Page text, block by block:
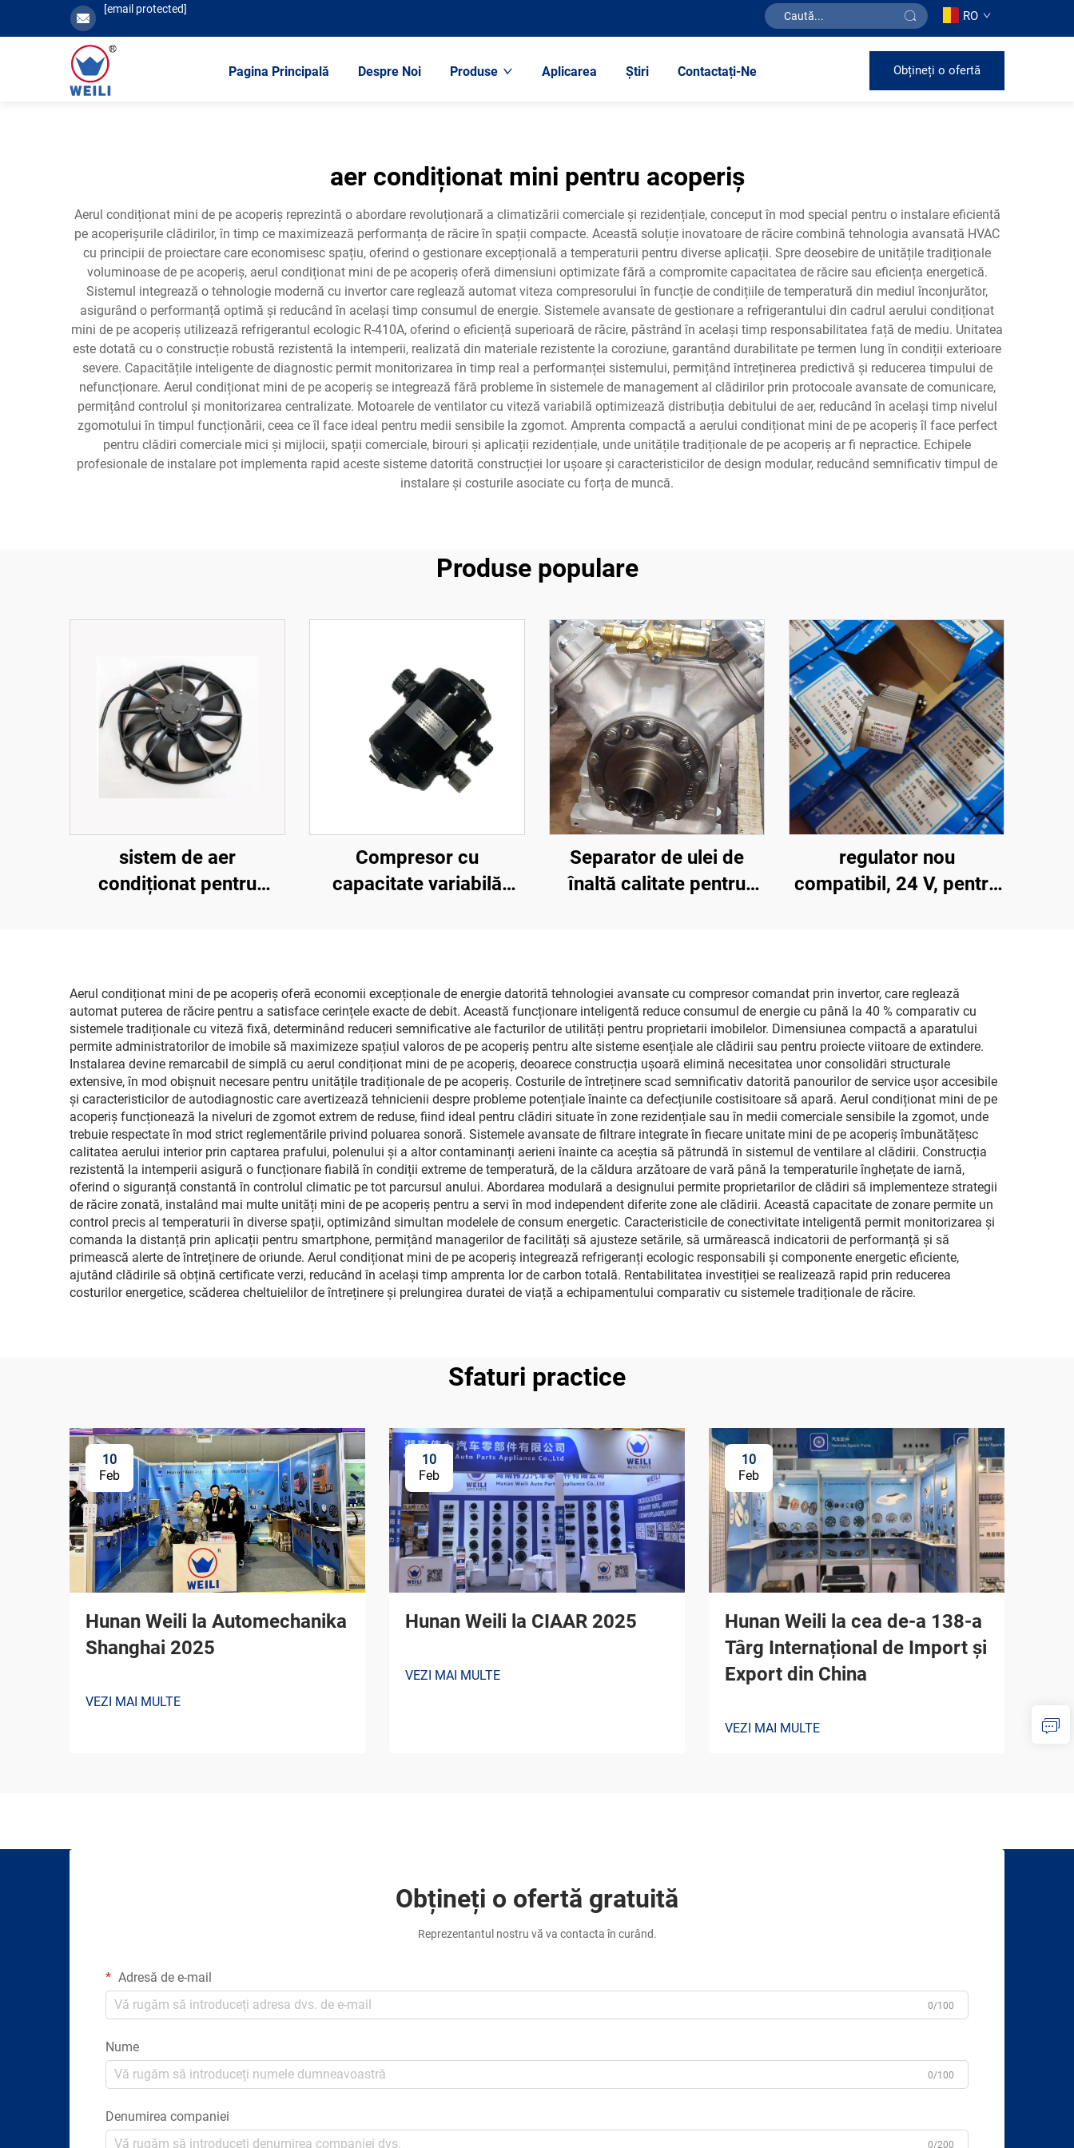
[email protected] RO
Pagina Principală Despre Noi Produse Aplicarea Știri Contactați-Ne Obțineți o ofertă
aer condiționat mini pentru acoperiș
Aerul condiționat mini de pe acoperiș reprezintă o abordare revoluționară a climatizării comerciale și rezidențiale, conceput în mod special pentru o instalare eficientă
pe acoperișurile clădirilor, în timp ce maximizează performanța de răcire în spații compacte. Această soluție inovatoare de răcire combină tehnologia avansată HVAC
cu principii de proiectare care economisesc spațiu, oferind o gestionare excepțională a temperaturii pentru diverse aplicații. Spre deosebire de unitățile tradiționale
voluminoase de pe acoperiș, aerul condiționat mini de pe acoperiș oferă dimensiuni optimizate fără a compromite capacitatea de răcire sau eficiența energetică.
Sistemul integrează o tehnologie modernă cu invertor care reglează automat viteza compresorului în funcție de condițiile de temperatură din mediul înconjurător,
asigurând o performanță optimă și reducând în același timp consumul de energie. Sistemele avansate de gestionare a refrigerantului din cadrul aerului condiționat
mini de pe acoperiș utilizează refrigerantul ecologic R-410A, oferind o eficiență superioară de răcire, păstrând în același timp responsabilitatea față de mediu. Unitatea
este dotată cu o construcție robustă rezistentă la intemperii, realizată din materiale rezistente la coroziune, garantând durabilitate pe termen lung în condiții exterioare
severe. Capacitățile inteligente de diagnostic permit monitorizarea în timp real a performanței sistemului, permițând întreținerea predictivă și reducerea timpului de
nefuncționare. Aerul condiționat mini de pe acoperiș se integrează fără probleme în sistemele de management al clădirilor prin protocoale avansate de comunicare,
permițând controlul și monitorizarea centralizate. Motoarele de ventilator cu viteză variabilă optimizează distribuția debitului de aer, reducând în același timp nivelul
zgomotului în timpul funcționării, ceea ce îl face ideal pentru medii sensibile la zgomot. Amprenta compactă a aerului condiționat mini de pe acoperiș îl face perfect
pentru clădiri comerciale mici și mijlocii, spații comerciale, birouri și aplicații rezidențiale, unde unitățile tradiționale de pe acoperiș ar fi nepractice. Echipele
profesionale de instalare pot implementa rapid aceste sisteme datorită construcției lor ușoare și caracteristicilor de design modular, reducând semnificativ timpul de
instalare și costurile asociate cu forța de muncă.
Produse populare
sistem de aer
condiționat pentru
Compresor cu
capacitate variabilă
pentru autobuze și
autocamioane Thermo
King, Bus Carrier,
Transicold
Separator de ulei de
înaltă calitate pentru
Transicold Xarios
300/350/Viento 300
regulator nou
compatibil, 24 V, pentru
Aerul condiționat mini de pe acoperiș oferă economii excepționale de energie datorită tehnologiei avansate cu compresor comandat prin invertor, care reglează
automat puterea de răcire pentru a satisface cerințele exacte de debit. Această funcționare inteligentă reduce consumul de energie cu până la 40 % comparativ cu
sistemele tradiționale cu viteză fixă, determinând reduceri semnificative ale facturilor de utilități pentru proprietarii imobilelor. Dimensiunea compactă a aparatului
permite administratorilor de imobile să maximizeze spațiul valoros de pe acoperiș pentru alte sisteme esențiale ale clădirii sau pentru proiecte viitoare de extindere.
Instalarea devine remarcabil de simplă cu aerul condiționat mini de pe acoperiș, deoarece construcția ușoară elimină necesitatea unor consolidări structurale
extensive, în mod obișnuit necesare pentru unitățile tradiționale de pe acoperiș. Costurile de întreținere scad semnificativ datorită panourilor de service ușor accesibile
și caracteristicilor de autodiagnostic care avertizează tehnicienii despre probleme potențiale înainte ca defecțiunile costisitoare să apară. Aerul condiționat mini de pe
acoperiș funcționează la niveluri de zgomot extrem de reduse, fiind ideal pentru clădiri situate în zone rezidențiale sau în medii comerciale sensibile la zgomot, unde
trebuie respectate în mod strict reglementările privind poluarea sonoră. Sistemele avansate de filtrare integrate în fiecare unitate mini de pe acoperiș îmbunătățesc
calitatea aerului interior prin captarea prafului, polenului și a altor contaminanți aerieni înainte ca aceștia să pătrundă în sistemul de ventilare al clădirii. Construcția
rezistentă la intemperii asigură o funcționare fiabilă în condiții extreme de temperatură, de la căldura arzătoare de vară până la temperaturile înghețate de iarnă,
oferind o siguranță constantă în controlul climatic pe tot parcursul anului. Abordarea modulară a designului permite proprietarilor de clădiri să implementeze strategii
de răcire zonată, instalând mai multe unități mini de pe acoperiș pentru a servi în mod independent diferite zone ale clădirii. Această capacitate de zonare permite un
control precis al temperaturii în diverse spații, optimizând simultan modelele de consum energetic. Caracteristicile de conectivitate inteligentă permit monitorizarea și
comanda la distanță prin aplicații pentru smartphone, permițând managerilor de facilități să ajusteze setările, să urmărească indicatorii de performanță și să
primească alerte de întreținere de oriunde. Aerul condiționat mini de pe acoperiș integrează refrigeranți ecologic responsabili și componente energetic eficiente,
ajutând clădirile să obțină certificate verzi, reducând în același timp amprenta lor de carbon totală. Rentabilitatea investiției se realizează rapid prin reducerea
costurilor energetice, scăderea cheltuielilor de întreținere și prelungirea duratei de viață a echipamentului comparativ cu sistemele tradiționale de răcire.
Sfaturi practice
10
Feb
Hunan Weili la Automechanika
Shanghai 2025
VEZI MAI MULTE
10
Feb
Hunan Weili la CIAAR 2025
VEZI MAI MULTE
10
Feb
Hunan Weili la cea de-a 138-a
Târg Internațional de Import și
Export din China
VEZI MAI MULTE
Obțineți o ofertă gratuită
Reprezentantul nostru vă va contacta în curând.
Adresă de e-mail
0/100
Nume
0/100
Denumirea companiei
0/200